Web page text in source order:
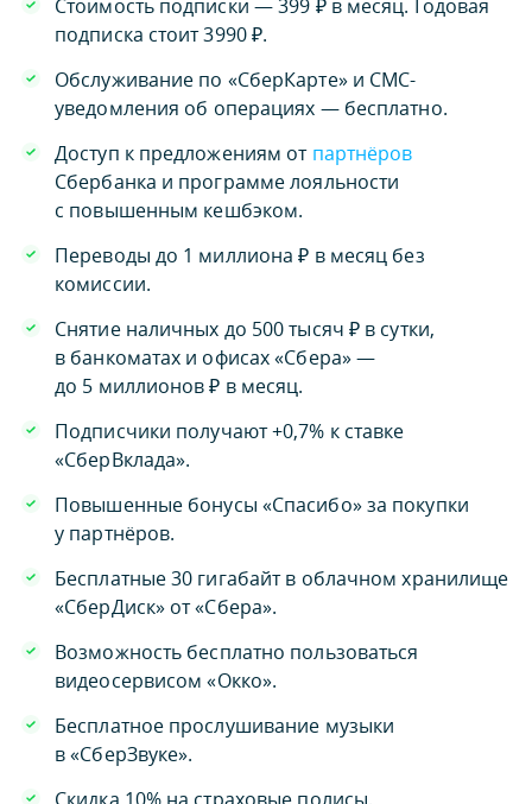
Стоимость подписки — 399 ₽ в месяц. Годовая
подписка стоит 3990 ₽.
Обслуживание по «СберКарте» и СМС-
уведомления об операциях — бесплатно.
Доступ к предложениям от партнёров
Сбербанка и программе лояльности
с повышенным кешбэком.
Переводы до 1 миллиона ₽ в месяц без
комиссии.
Снятие наличных до 500 тысяч ₽ в сутки,
в банкоматах и офисах «Сбера» —
до 5 миллионов ₽ в месяц.
Подписчики получают +0,7% к ставке
«СберВклада».
Повышенные бонусы «Спасибо» за покупки
у партнёров.
Бесплатные 30 гигабайт в облачном хранилище
«СберДиск» от «Сбера».
Возможность бесплатно пользоваться
видеосервисом «Окко».
Бесплатное прослушивание музыки
в «СберЗвуке».